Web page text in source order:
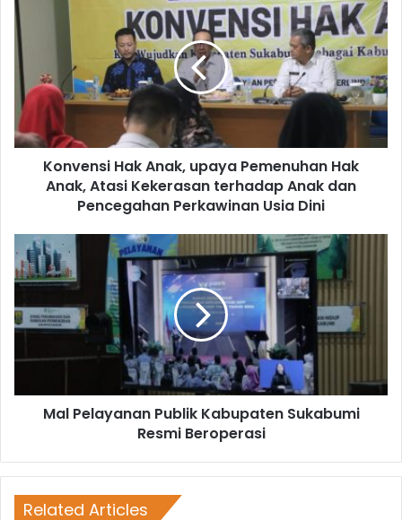
Konvensi Hak Anak, upaya Pemenuhan Hak
Anak, Atasi Kekerasan terhadap Anak dan
Pencegahan Perkawinan Usia Dini
Mal Pelayanan Publik Kabupaten Sukabumi
Resmi Beroperasi
Related Articles